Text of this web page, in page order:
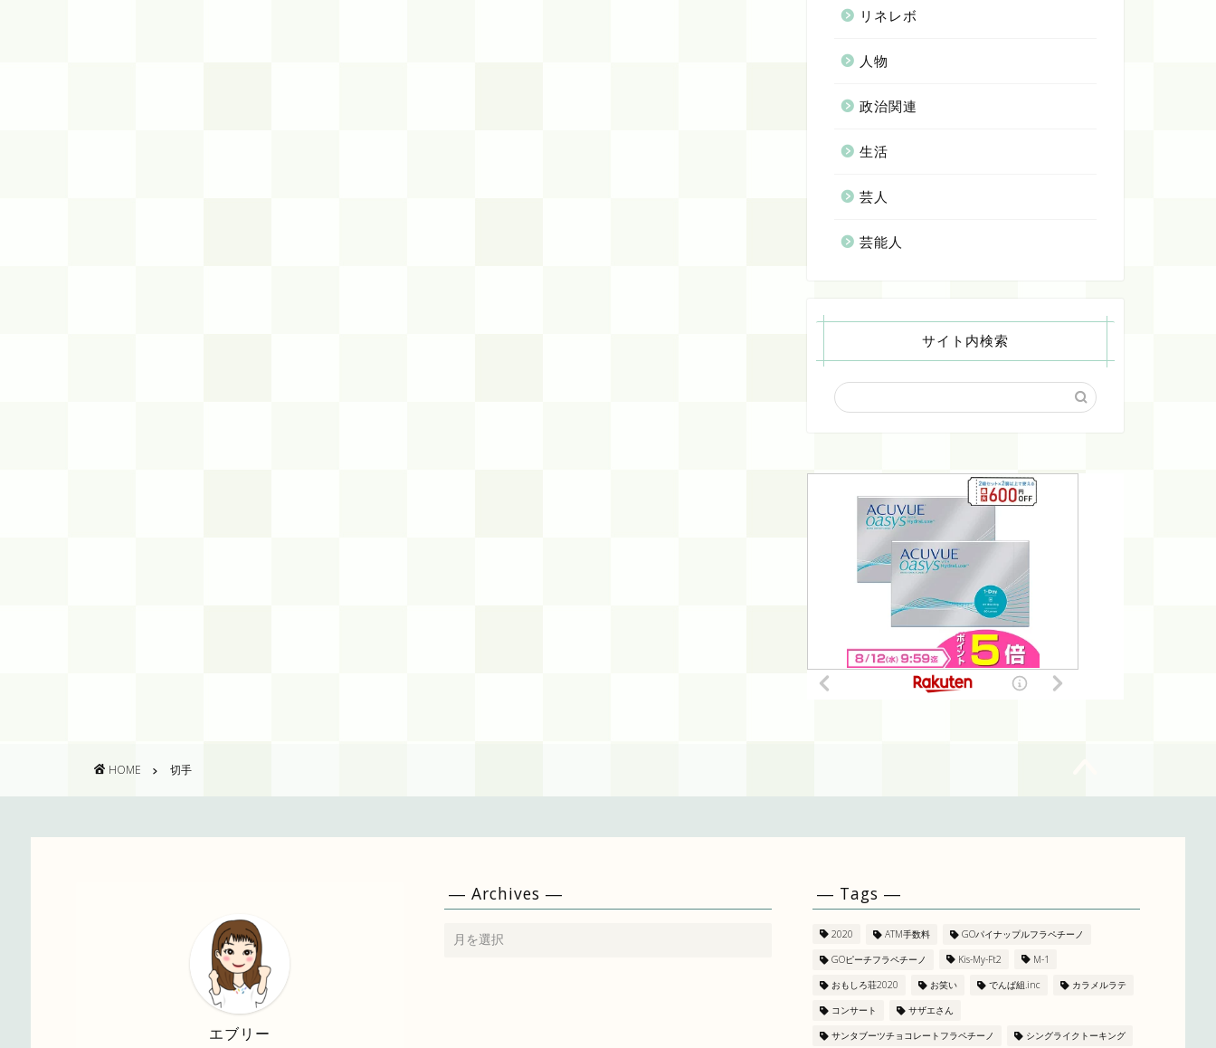
リネレボ
人物
政治関連
生活
芸人
芸能人
サイト内検索
HOME 切手
エブリー
― Archives ― ― Tags ―
2020 ATM手数料
GOパイナップルフラペチーノ
GOピーチフラペチーノ
Kis-My-Ft2
M-1
おもしろ荘2020
お笑い でんぱ組.inc
カラメルラテ
コンサート
サザエさん
サンタブーツチョコレートフラペチーノ
シングライクトーキング